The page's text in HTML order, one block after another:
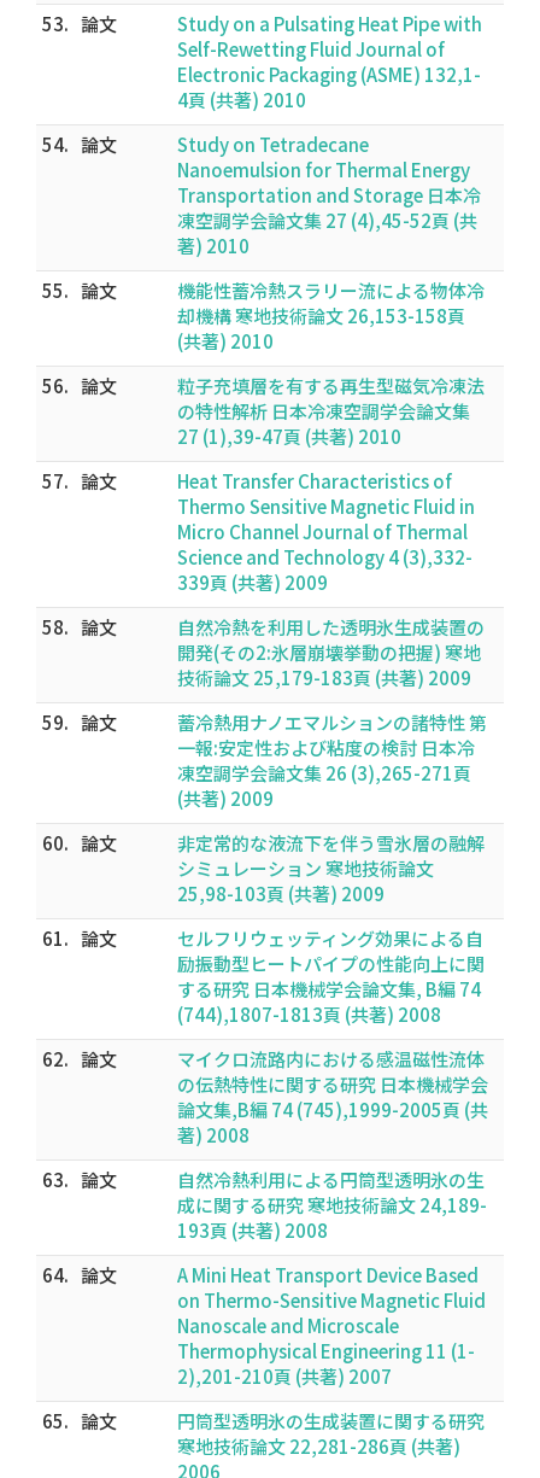
53. 論文
Study on a Pulsating Heat Pipe with
Self-Rewetting Fluid Journal of
Electronic Packaging (ASME) 132,1-
4頁 (共著) 2010
54. 論文
Study on Tetradecane
Nanoemulsion for Thermal Energy
Transportation and Storage 日本冷
凍空調学会論文集 27 (4),45-52頁 (共
著) 2010
55. 論文
機能性蓄冷熱スラリー流による物体冷
却機構 寒地技術論文 26,153-158頁
(共著) 2010
56. 論文
粒子充填層を有する再生型磁気冷凍法
の特性解析 日本冷凍空調学会論文集
27 (1),39-47頁 (共著) 2010
57. 論文
Heat Transfer Characteristics of
Thermo Sensitive Magnetic Fluid in
Micro Channel Journal of Thermal
Science and Technology 4 (3),332-
339頁 (共著) 2009
58. 論文
自然冷熱を利用した透明氷生成装置の
開発(その2:氷層崩壊挙動の把握) 寒地
技術論文 25,179-183頁 (共著) 2009
59. 論文
蓄冷熱用ナノエマルションの諸特性 第
一報:安定性および粘度の検討 日本冷
凍空調学会論文集 26 (3),265-271頁
(共著) 2009
60. 論文
非定常的な液流下を伴う雪氷層の融解
シミュレーション 寒地技術論文
25,98-103頁 (共著) 2009
61. 論文
セルフリウェッティング効果による自
励振動型ヒートパイプの性能向上に関
する研究 日本機械学会論文集, B編 74
(744),1807-1813頁 (共著) 2008
62. 論文
マイクロ流路内における感温磁性流体
の伝熱特性に関する研究 日本機械学会
論文集,B編 74 (745),1999-2005頁 (共
著) 2008
63. 論文
自然冷熱利用による円筒型透明氷の生
成に関する研究 寒地技術論文 24,189-
193頁 (共著) 2008
64. 論文
A Mini Heat Transport Device Based
on Thermo-Sensitive Magnetic Fluid
Nanoscale and Microscale
Thermophysical Engineering 11 (1-
2),201-210頁 (共著) 2007
65. 論文
円筒型透明氷の生成装置に関する研究
寒地技術論文 22,281-286頁 (共著)
2006